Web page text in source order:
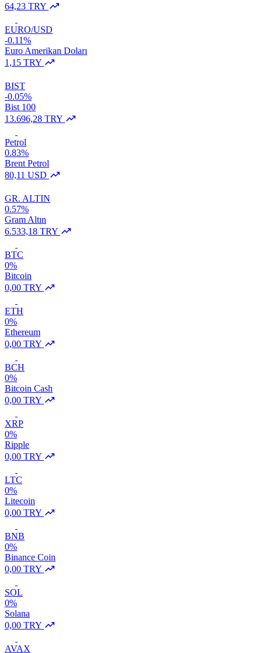
64,23 TRY
EURO/USD
-0.11%
Euro Amerikan Doları
1,15 TRY
BIST
-0.05%
Bist 100
13.696,28 TRY
Petrol
0.83%
Brent Petrol
80,11 USD
GR. ALTIN
0.57%
Gram Altın
6.533,18 TRY
BTC
0%
Bitcoin
0,00 TRY
ETH
0%
Ethereum
0,00 TRY
BCH
0%
Bitcoin Cash
0,00 TRY
XRP
0%
Ripple
0,00 TRY
LTC
0%
Litecoin
0,00 TRY
BNB
0%
Binance Coin
0,00 TRY
SOL
0%
Solana
0,00 TRY
AVAX